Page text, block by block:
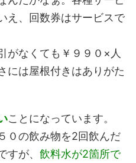
え、回数券はサービスで
がなくても￥９９０×人
には屋根付きはありがた
ことになっています。
０の飲み物を2回飲んだ
すが、 飲料水が2箇所で